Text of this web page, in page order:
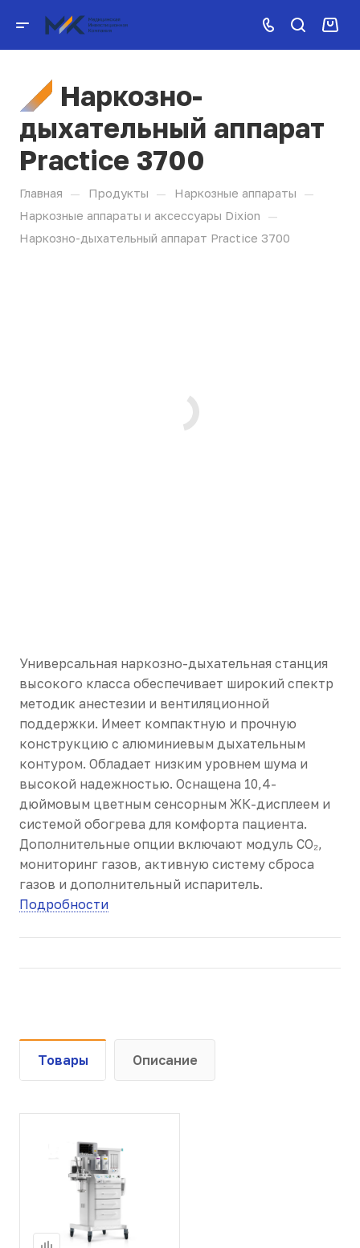
Наркозно-
дыхательный аппарат
Practice 3700
Главная — Продукты — Наркозные аппараты —
Наркозные аппараты и аксессуары Dixion —
Наркозно-дыхательный аппарат Practice 3700
Универсальная наркозно-дыхательная станция
высокого класса обеспечивает широкий спектр
методик анестезии и вентиляционной
поддержки. Имеет компактную и прочную
конструкцию с алюминиевым дыхательным
контуром. Обладает низким уровнем шума и
высокой надежностью. Оснащена 10,4-
дюймовым цветным сенсорным ЖК-дисплеем и
системой обогрева для комфорта пациента.
Дополнительные опции включают модуль СO₂,
мониторинг газов, активную систему сброса
газов и дополнительный испаритель.
Подробности
Товары Описание